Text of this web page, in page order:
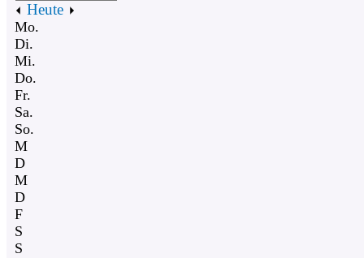
Heute
Mo.
Di.
Mi.
Do.
Fr.
Sa.
So.
M
D
M
D
F
S
S